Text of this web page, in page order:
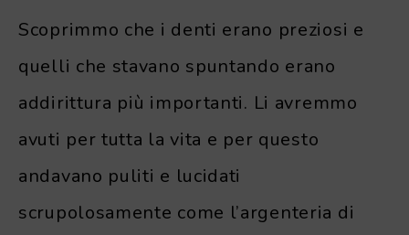
Scoprimmo che i denti erano preziosi e
quelli che stavano spuntando erano
addirittura più importanti. Li avremmo
avuti per tutta la vita e per questo
andavano puliti e lucidati
scrupolosamente come l’argenteria di